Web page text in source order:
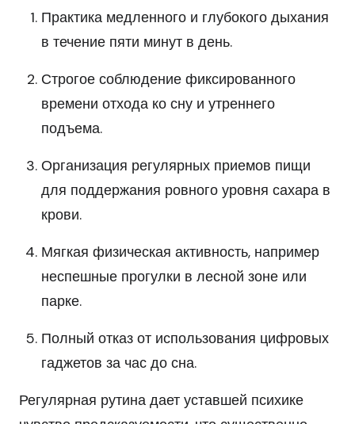
Практика медленного и глубокого дыхания
в течение пяти минут в день.
Строгое соблюдение фиксированного
времени отхода ко сну и утреннего
подъема.
Организация регулярных приемов пищи
для поддержания ровного уровня сахара в
крови.
Мягкая физическая активность, например
неспешные прогулки в лесной зоне или
парке.
Полный отказ от использования цифровых
гаджетов за час до сна.
Регулярная рутина дает уставшей психике